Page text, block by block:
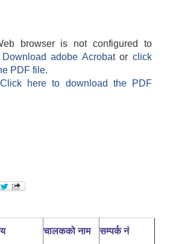
browser is not configured to
Download adobe Acrobatorclick
PDF file.
Click here to download the PDF
चालकको नाम सम्पर्क नं